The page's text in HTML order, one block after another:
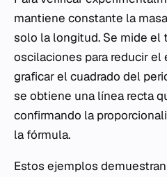
mantiene constante la
solo la longitud. Se mide el
oscilaciones para reducir el
graficar el cuadrado del
se obtiene una línea recta
confirmando la
la fórmula.
Estos ejemplos